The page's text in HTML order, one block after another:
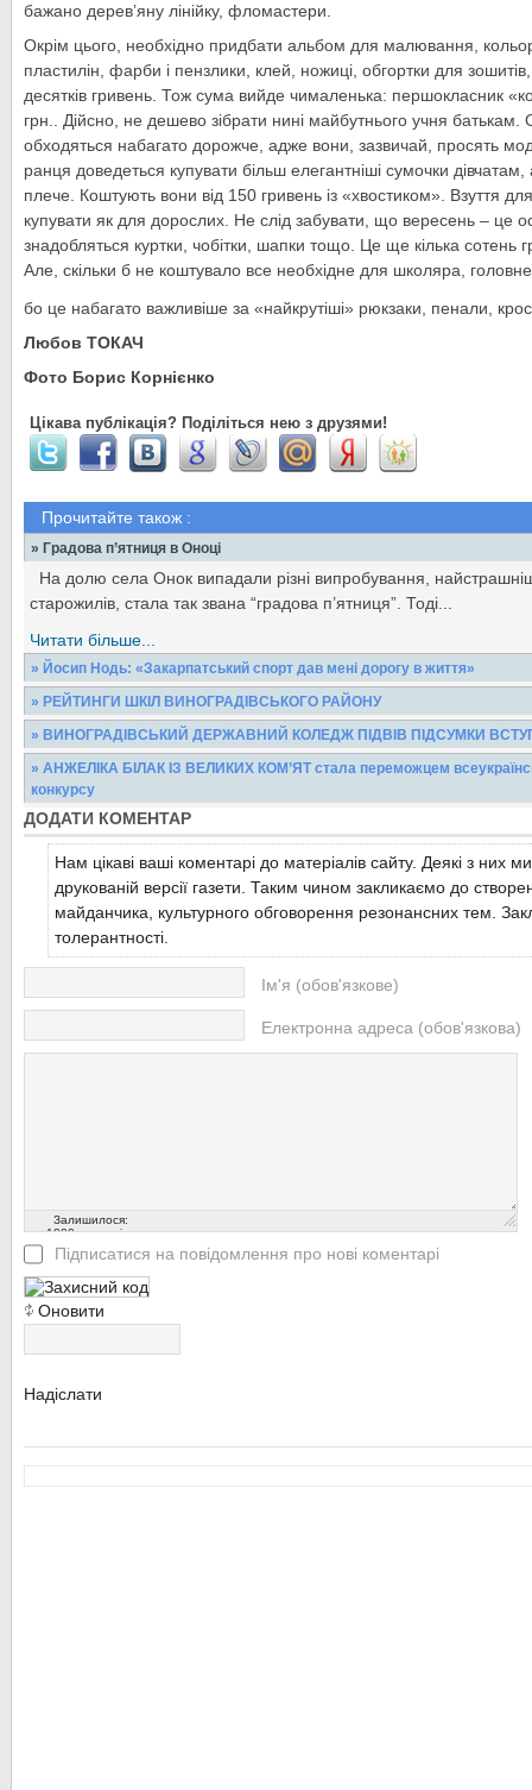
бажано дерев’яну лінійку, фломастери.
Окрім цього, необхідно придбати альбом для малювання,
пластилін, фарби і пензлики, клей, ножиці, обгортки для
десятків гривень. Тож сума вийде чималенька: першокласник
грн.. Дійсно, не дешево зібрати нині майбутнього учня
обходяться набагато дорожче, адже вони, зазвичай, просять
ранця доведеться купувати більш елегантніші сумочки
плече. Коштують вони від 150 гривень із «хвостиком». Взуття
купувати як для дорослих. Не слід забувати, що вересень – це
знадобляться куртки, чобітки, шапки тощо. Це ще кілька сотень
Але, скільки б не коштувало все необхідне для школяра,
бо це набагато важливіше за «найкрутіші» рюкзаки, пенали,
Любов ТОКАЧ
Фото Борис Корнієнко
Цікава публікація? Поділіться нею з друзями!
Прочитайте також :
» Градова п’ятниця в Оноці
На долю села Онок випадали різні випробування,
старожилів, стала так звана “градова п’ятниця”. Тоді...
Читати більше...
» Йосип Нодь: «Закарпатський спорт дав мені дорогу в життя»
Він щороку приїжджає до рідного краю. Він - фанат і, що
футболу. Є знаним у спортивних колах спонсором і...
Читати більше...
» РЕЙТИНГИ ШКІЛ ВИНОГРАДІВСЬКОГО РАЙОНУ
Рейтинг загальноосвітніх навчальних закладів І-ІІ ступенів
Перехрестянська ЗОШ І-ІІ ст. 29 2...
Читати більше...
» ВИНОГРАДІВСЬКИЙ ДЕРЖАВНИЙ КОЛЕДЖ ПІДВІВ ПІДСУМКИ
У Виноградівському державному коледжі Мукачівського МДУ
засідання приймальної комісії. Що ж, підійшла до...
Читати більше...
» АНЖЕЛІКА БІЛАК ІЗ ВЕЛИКИХ КОМ’ЯТ стала переможцем
конкурсу
Анжеліка стала переможцем конкурсу у І віковій категорії в
отримавши Диплом першого ступеня...
Читати більше...
ДОДАТИ КОМЕНТАР
Нам цікаві ваші коментарі до матеріалів сайту. Деякі з них
друкованій версії газети. Таким чином закликаємо до
майданчика, культурного обговорення резонансних тем.
толерантності.
Ім'я (обов'язкове)
Електронна адреса (обов'язкова)
Залишилося:
1000символів
Підписатися на повідомлення про нові коментарі
Оновити
Надіслати